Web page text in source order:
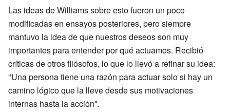
Las ideas de Williams sobre esto fueron un poco
modificadas en ensayos posteriores, pero siempre
mantuvo la idea de que nuestros deseos son muy
importantes para entender por qué actuamos. Recibió
críticas de otros filósofos, lo que lo llevó a refinar su idea:
"Una persona tiene una razón para actuar solo si hay un
camino lógico que la lleve desde sus motivaciones
internas hasta la acción".